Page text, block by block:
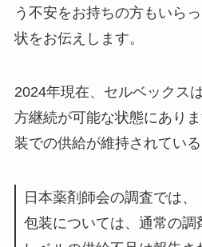
う不安をお持ちの方もいら
状をお伝えします。
2024年現在、セルベックス
方継続が可能な状態にあり
装での供給が維持されている
日本薬剤師会の調査では
包装については、通常の調